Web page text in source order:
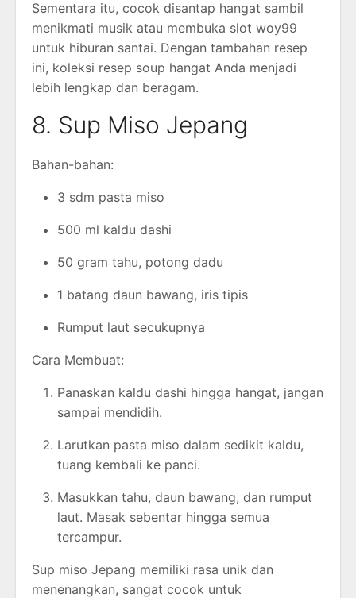
Sementara itu, cocok disantap hangat sambil
menikmati musik atau membuka slot woy99
untuk hiburan santai. Dengan tambahan resep
ini, koleksi resep soup hangat Anda menjadi
lebih lengkap dan beragam.
8. Sup Miso Jepang
Bahan-bahan:
3 sdm pasta miso
500 ml kaldu dashi
50 gram tahu, potong dadu
1 batang daun bawang, iris tipis
Rumput laut secukupnya
Cara Membuat:
Panaskan kaldu dashi hingga hangat, jangan
sampai mendidih.
Larutkan pasta miso dalam sedikit kaldu,
tuang kembali ke panci.
Masukkan tahu, daun bawang, dan rumput
laut. Masak sebentar hingga semua
tercampur.
Sup miso Jepang memiliki rasa unik dan
menenangkan, sangat cocok untuk